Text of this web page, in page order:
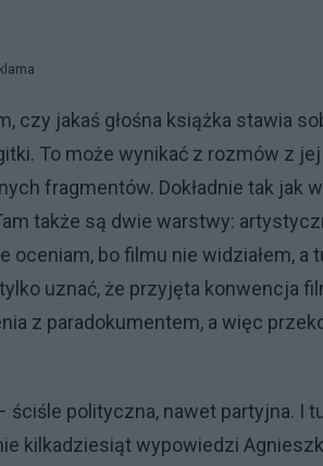
jakaś głośna książka stawia
To może wynikać z rozmów z
fragmentów. Dokładnie tak jak
także są dwie warstwy:
bo filmu nie widziałem, a
uznać, że przyjęta konwencja
z paradokumentem, a więc
polityczna, nawet partyjna. I
kilkadziesiąt wypowiedzi